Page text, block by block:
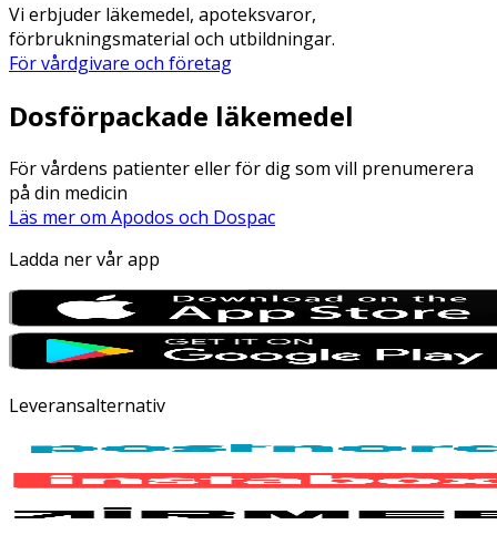
Vi erbjuder läkemedel, apoteksvaror,
förbrukningsmaterial och utbildningar.
För vårdgivare och företag
Dosförpackade läkemedel
För vårdens patienter eller för dig som vill prenumerera
på din medicin
Läs mer om Apodos och Dospac
Ladda ner vår app
Leveransalternativ